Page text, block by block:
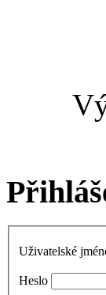
Uživatelské
Heslo